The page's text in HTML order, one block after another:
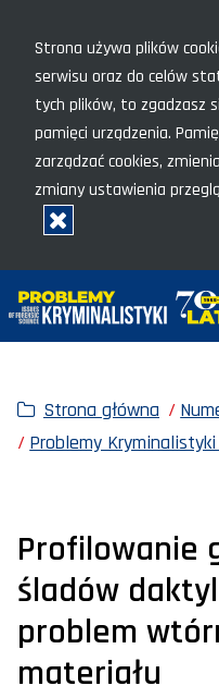
Strona używa plików
serwisu oraz do celów
tych plików, to zgadzasz
pamięci urządzenia.
zarządzać cookies,
zmiany ustawienia
Rozumiem, zamknij okno
Strona główna
Problemy Kryminalistyki
Profilowanie
śladów
problem
materiału